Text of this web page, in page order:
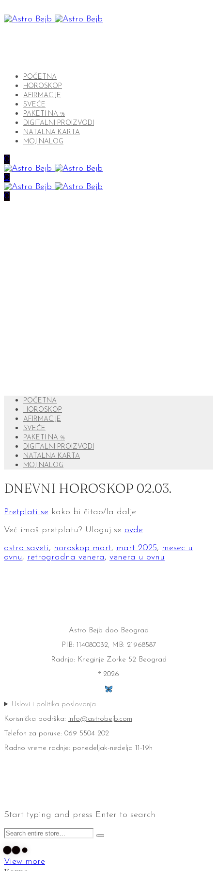
POČETNA
HOROSKOP
AFIRMACIJE
SVEĆE
PAKETI NA %
DIGITALNI PROIZVODI
NATALNA KARTA
MOJ NALOG
0
0
0
POČETNA
HOROSKOP
AFIRMACIJE
SVEĆE
PAKETI NA %
DIGITALNI PROIZVODI
NATALNA KARTA
MOJ NALOG
DNEVNI HOROSKOP 02.03.
Pretplati se kako bi čitao/la dalje.
Već imaš pretplatu? Uloguj se ovde.
astro saveti, horoskop mart, mart 2025, mesec u
ovnu, retrogradna venera, venera u ovnu
Astro Bejb doo Beograd
PIB: 114080032, MB: 21968587
Radnja: Kneginje Zorke 52 Beograd
® 2026
Uslovi i politika poslovanja
Korisnička podrška: info@astrobejb.com
Telefon za poruke: 069 5504 202
Radno vreme radnje: ponedeljak-nedelja 11-19h
Start typing and press Enter to search
View more